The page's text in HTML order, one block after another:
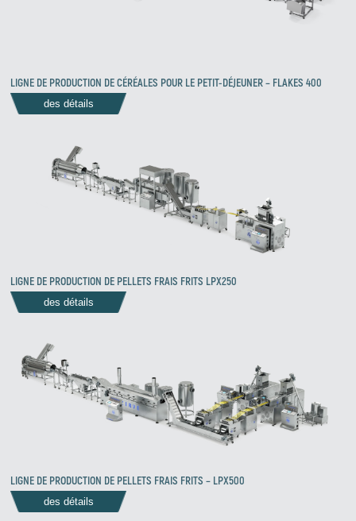
LIGNE DE PRODUCTION DE CÉRÉALES POUR LE PETIT-DÉJEUNER – FLAKES 400
des détails
LIGNE DE PRODUCTION DE PELLETS FRAIS FRITS LPX250
des détails
LIGNE DE PRODUCTION DE PELLETS FRAIS FRITS – LPX500
des détails